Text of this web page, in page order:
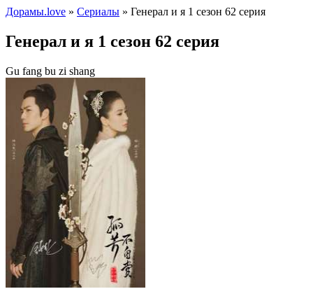
Дорамы.love » Сериалы » Генерал и я 1 сезон 62 серия
Генерал и я 1 сезон 62 серия
Gu fang bu zi shang